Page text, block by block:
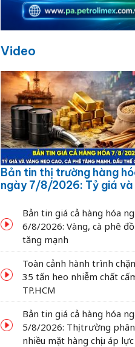
Video
Bản tin thị trường hàng
ngày 7/8/2026: Tỷ giá
dầu thế giới bật tăng
Bản tin giá cả hàng hóa
6/8/2026: Vàng, cà phê
tăng mạnh
Toàn cảnh hành trình
35 tấn heo nhiễm chất
TP.HCM
Bản tin giá cả hàng hóa
5/8/2026: Thị trường
nhiều mặt hàng chịu áp lực